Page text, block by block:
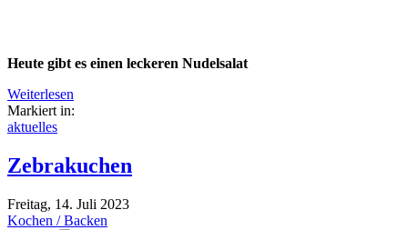
Heute gibt es einen leckeren Nudelsalat
Weiterlesen
Markiert in:
aktuelles
​Zebrakuchen
Freitag, 14. Juli 2023
Kochen / Backen